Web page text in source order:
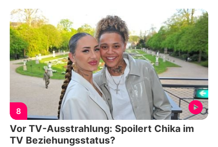
8
Vor TV-Ausstrahlung: Spoilert Chika im
TV Beziehungsstatus?